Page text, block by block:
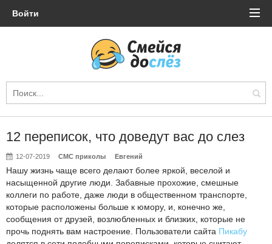
Войти
12 переписок, что доведут вас до слез
12-07-2019 СМС приколы Евгений
Нашу жизнь чаще всего делают более яркой, веселой и
насыщенной другие люди. Забавные прохожие, смешные
коллеги по работе, даже люди в общественном транспорте,
которые расположены больше к юмору, и, конечно же,
сообщения от друзей, возлюбленных и близких, которые не
прочь поднять вам настроение. Пользователи сайта Пикабу